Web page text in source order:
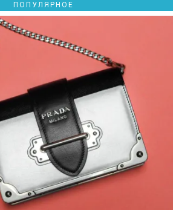
ПОПУЛЯРНОЕ